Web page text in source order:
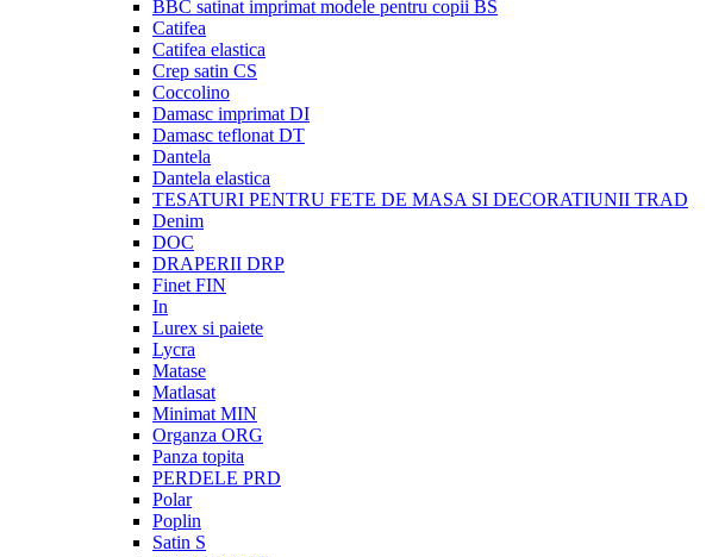
BBC satinat imprimat modele pentru copii BS
Catifea
Catifea elastica
Crep satin CS
Coccolino
Damasc imprimat DI
Damasc teflonat DT
Dantela
Dantela elastica
TESATURI PENTRU FETE DE MASA SI DECORATIUNII TRAD
Denim
DOC
DRAPERII DRP
Finet FIN
In
Lurex si paiete
Lycra
Matase
Matlasat
Minimat MIN
Organza ORG
Panza topita
PERDELE PRD
Polar
Poplin
Satin S